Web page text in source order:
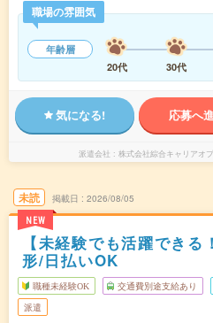
職場の雰囲気
年齢層
20代
30代
気になる! 応募へ
派遣会社 株式会社綜合キャリアオ
未読
NEW
掲載日 2026/08/05
【未経験でも活躍でき
形/日払いOK
職種未経験OK 交通費別途支給あり
派遣